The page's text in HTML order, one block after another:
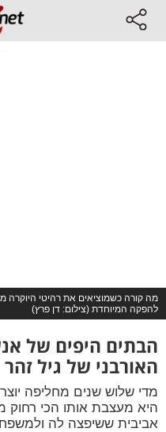
מה קורה כשמוציאים את רהיטי היוקרה
להפקה המיוחדת (צילום: דן פרץ)
הבתים היפים של
האורבני של גיל זהר
מדי שלוש שנים מחליפה
היא מעצבת אותו הכי רחוק
אביבית ששיפצה לה ולמשפחה